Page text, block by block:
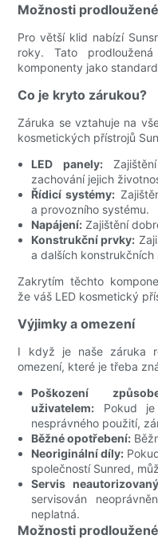
Možnosti
Pro větší klid nabízí
roky. Tato
komponenty jako
Co je kryto zárukou?
Záruka se vztahuje na
kosmetických přístrojů
LED panely:
zachování jejich
Řídicí systémy:
a provozního systému.
Napájení: Zajištění
Konstrukční prvky:
a dalších konstrukčních
Zakrytím těchto
že váš LED kosmetický
Výjimky a omezení
I když je naše záruka
omezení, které je třeba
Poškození
uživatelem: Pokud je
nesprávného použití,
Běžné opotřebení:
Neoriginální díly:
společností Sunred,
Servis
servisován
neplatná.
Možnosti